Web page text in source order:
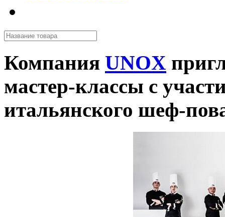
Компания UNOX
мастер-классы с
итальянского шеф-